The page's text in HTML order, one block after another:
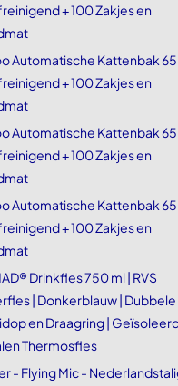
+ 100 Zakjes en
Automatische Kattenbak 65L
+ 100 Zakjes en
Automatische Kattenbak 65L
+ 100 Zakjes en
Automatische Kattenbak 65L
+ 100 Zakjes en
Drinkfles 750 ml | RVS
| Donkerblauw | Dubbele
en Draagring |
Thermosfles
- Flying Mic -